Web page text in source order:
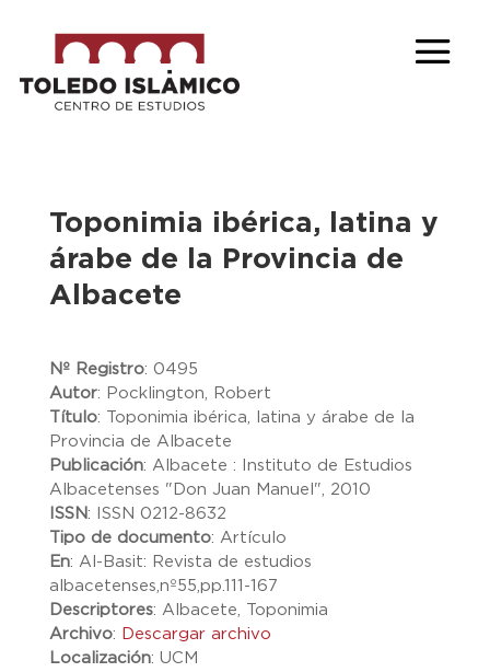
Toponimia ibérica, latina y
árabe de la Provincia de
Albacete
Nº Registro: 0495
Autor: Pocklington, Robert
Título:
Toponimia ibérica, latina y árabe de la
Provincia de Albacete
Publicación: Albacete : Instituto de Estudios
Albacetenses "Don Juan Manuel", 2010
ISSN:
ISSN 0212-8632
Tipo de documento: Artículo
En: Al-Basit: Revista de estudios
albacetenses,nº55,pp.111-167
Descriptores: Albacete, Toponimia
Archivo: Descargar archivo
Localización: UCM